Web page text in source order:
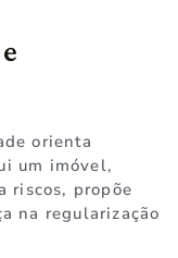
orienta
um imóvel,
riscos, propõe
na regularização